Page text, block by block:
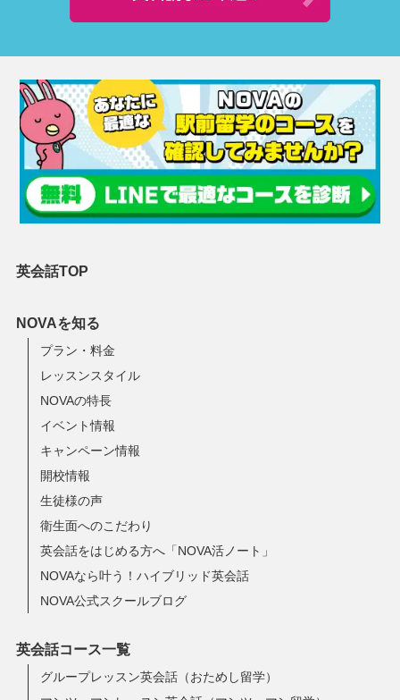
英会話TOP
NOVAを知る
プラン・料金
レッスンスタイル
NOVAの特長
イベント情報
キャンペーン情報
開校情報
生徒様の声
衛生面へのこだわり
英会話をはじめる方へ「NOVA活ノート」
NOVAなら叶う！ハイブリッド英会話
NOVA公式スクールブログ
英会話コース一覧
グループレッスン英会話（おためし留学）